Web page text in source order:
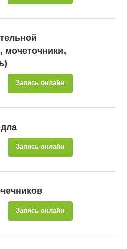
мочеточники,
Запись онлайн
Запись онлайн
Запись онлайн